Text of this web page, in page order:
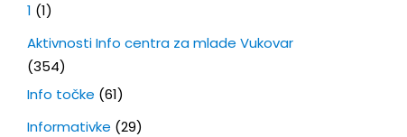
1 (1)
Aktivnosti Info centra za mlade Vukovar
(354)
Info točke (61)
Informativke (29)